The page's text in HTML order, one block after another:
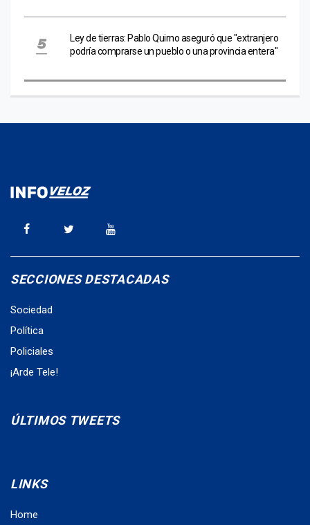
Ley de tierras: Pablo Quirno aseguró que "extranjero
podría comprarse un pueblo o una provincia entera"
SECCIONES DESTACADAS
Sociedad
Política
Policiales
¡Arde Tele!
ÚLTIMOS TWEETS
LINKS
Home